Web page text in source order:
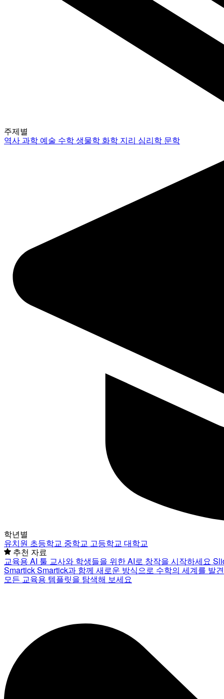
주제별
역사과학 예술 수학생물학 화학 지리 심리학 문학
학년별
유치원 초등학교 중학교 고등학교 대학교
추천 자료
교육용 AI 툴 교사와 학생들을 위한 AI로 창작을 시작하세요
SmartickSmartick과 함께 새로운 방식으로 수학의 세계를 발
모든 교육용 템플릿을 탐색해 보세요